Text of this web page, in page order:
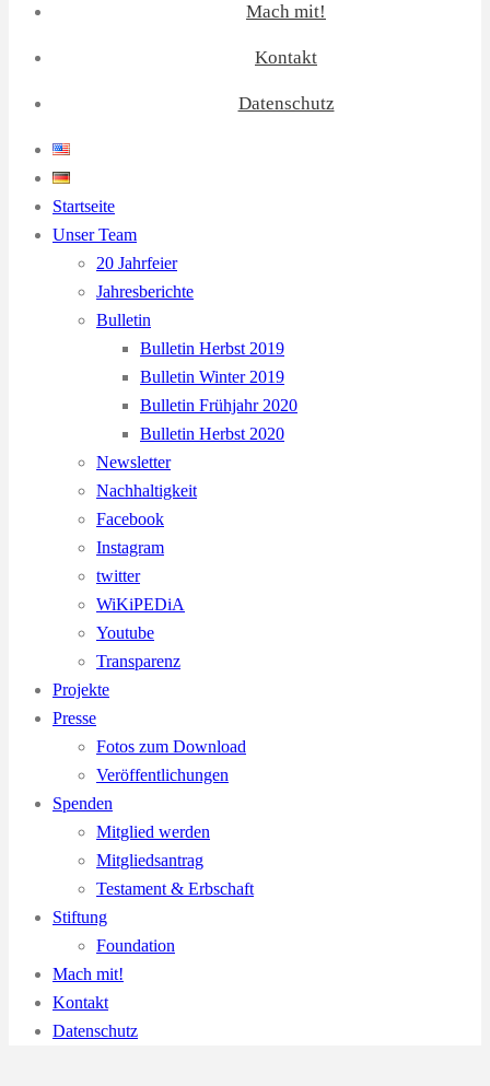
Mach mit!
Kontakt
Datenschutz
Startseite
Unser Team
20 Jahrfeier
Jahresberichte
Bulletin
Bulletin Herbst 2019
Bulletin Winter 2019
Bulletin Frühjahr 2020
Bulletin Herbst 2020
Newsletter
Nachhaltigkeit
Facebook
Instagram
twitter
WiKiPEDiA
Youtube
Transparenz
Projekte
Presse
Fotos zum Download
Veröffentlichungen
Spenden
Mitglied werden
Mitgliedsantrag
Testament & Erbschaft
Stiftung
Foundation
Mach mit!
Kontakt
Datenschutz